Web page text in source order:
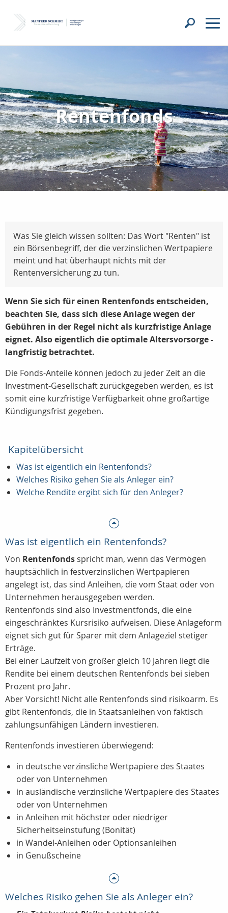
Rentenfonds
Was Sie gleich wissen sollten: Das Wort "Renten" ist
ein Börsenbegriff, der die verzinslichen Wertpapiere
meint und hat überhaupt nichts mit der
Rentenversicherung zu tun.
Wenn Sie sich für einen Rentenfonds entscheiden,
beachten Sie, dass sich diese Anlage wegen der
Gebühren in der Regel nicht als kurzfristige Anlage
eignet. Also eigentlich die optimale Altersvorsorge -
langfristig betrachtet.
Die Fonds-Anteile können jedoch zu jeder Zeit an die
Investment-Gesellschaft zurückgegeben werden, es ist
somit eine kurzfristige Verfügbarkeit ohne großartige
Kündigungsfrist gegeben.
Kapitelübersicht
Was ist eigentlich ein Rentenfonds?
Welches Risiko gehen Sie als Anleger ein?
Welche Rendite ergibt sich für den Anleger?
Was ist eigentlich ein Rentenfonds?
Von Rentenfonds spricht man, wenn das Vermögen
hauptsächlich in festverzinslichen Wertpapieren
angelegt ist, das sind Anleihen, die vom Staat oder von
Unternehmen herausgegeben werden.
Rentenfonds sind also Investmentfonds, die eine
eingeschränktes Kursrisiko aufweisen. Diese Anlageform
eignet sich gut für Sparer mit dem Anlageziel stetiger
Erträge.
Bei einer Laufzeit von größer gleich 10 Jahren liegt die
Rendite bei einem deutschen Rentenfonds bei sieben
Prozent pro Jahr.
Aber Vorsicht! Nicht alle Rentenfonds sind risikoarm. Es
gibt Rentenfonds, die in Staatsanleihen von faktisch
zahlungsunfähigen Ländern investieren.
Rentenfonds investieren überwiegend:
in deutsche verzinsliche Wertpapiere des Staates
oder von Unternehmen
in ausländische verzinsliche Wertpapiere des Staates
oder von Unternehmen
in Anleihen mit höchster oder niedriger
Sicherheitseinstufung (Bonität)
in Wandel-Anleihen oder Optionsanleihen
in Genußscheine
Welches Risiko gehen Sie als Anleger ein?